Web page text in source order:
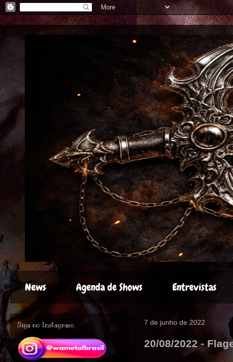
News Agenda de Shows Entrevistas
7 de junho de 2022
20/08/2022 -
Siga no Instagram